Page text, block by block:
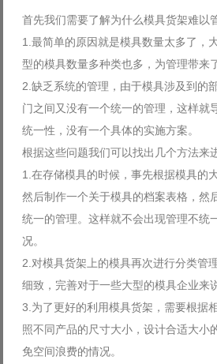
首先我们需要了解为什么模具货架难以
1.最简单的原因就是模具数量太多了，
型的模具数量多种类也多，为管理带来
2.缺乏系统的管理，由于模具涉及到的
门之间又没有一个统一的管理，这样就
统一性，没有一个具体的实施方案。
根据这些问题我们可以找出几个方法来
1.在存储模具的时候，事先根据模具的
然后制作一个关于模具的档案表格，然
统一的管理。这样就不会出现管理不统
况。
2.对模具货架上的模具再次进行分类管
细致，完善对于一些大型的模具企业来
3.为了更好的利用模具货架，需要根据
照不同产品的尺寸大小，设计合适大小
免空间浪费的情况。